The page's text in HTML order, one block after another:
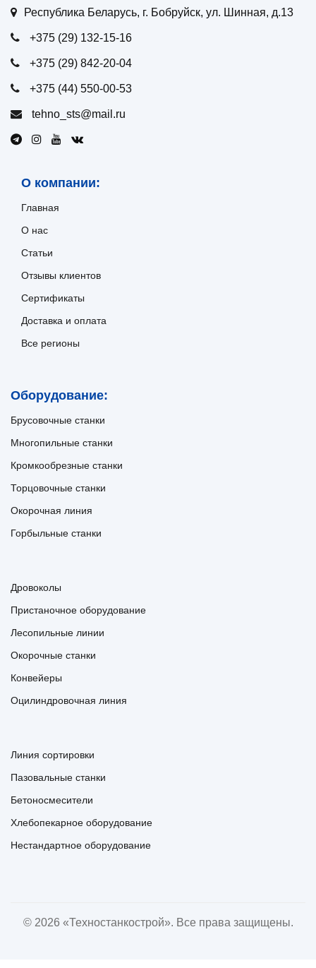
Республика Беларусь, г. Бобруйск, ул. Шинная, д.13
+375 (29) 132-15-16
+375 (29) 842-20-04
+375 (44) 550-00-53
tehno_sts@mail.ru
О компании:
Главная
О нас
Статьи
Отзывы клиентов
Сертификаты
Доставка и оплата
Все регионы
Оборудование:
Брусовочные станки
Многопильные станки
Кромкообрезные станки
Торцовочные станки
Окорочная линия
Горбыльные станки
Дровоколы
Пристаночное оборудование
Лесопильные линии
Окорочные станки
Конвейеры
Оцилиндровочная линия
Линия сортировки
Пазовальные станки
Бетоносмесители
Хлебопекарное оборудование
Нестандартное оборудование
© 2026 «Техностанкострой». Все права защищены.